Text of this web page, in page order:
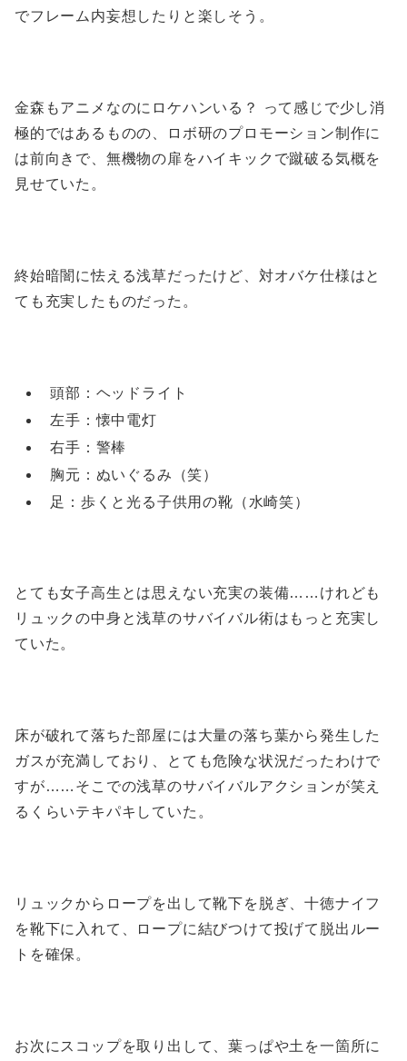
でフレーム内妄想したりと楽しそう。
金森もアニメなのにロケハンいる？ って感じで少し消
極的ではあるものの、ロボ研のプロモーション制作に
は前向きで、無機物の扉をハイキックで蹴破る気概を
見せていた。
終始暗闇に怯える浅草だったけど、対オバケ仕様はと
ても充実したものだった。
頭部：ヘッドライト
左手：懐中電灯
右手：警棒
胸元：ぬいぐるみ（笑）
足：歩くと光る子供用の靴（水崎笑）
とても女子高生とは思えない充実の装備……けれども
リュックの中身と浅草のサバイバル術はもっと充実し
ていた。
床が破れて落ちた部屋には大量の落ち葉から発生した
ガスが充満しており、とても危険な状況だったわけで
すが……そこでの浅草のサバイバルアクションが笑え
るくらいテキパキしていた。
リュックからロープを出して靴下を脱ぎ、十徳ナイフ
を靴下に入れて、ロープに結びつけて投げて脱出ルー
トを確保。
お次にスコップを取り出して、葉っぱや土を一箇所に